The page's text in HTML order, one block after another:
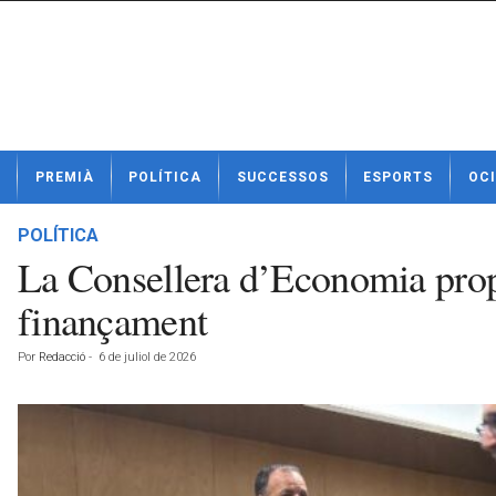
t
PREMIÀ POLÍTICA SUCCESSOS ESPORTS OCI
POLÍTICA
La Consellera d’Economia
finançament
Por Redacció - 6 de juliol de 2026